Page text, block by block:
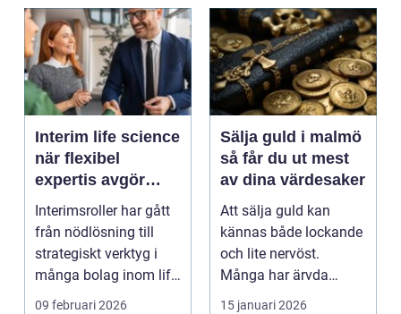
Interim life science
när flexibel
expertis avgör
takten
Interimsroller har gått
från nödlösning till
strategiskt verktyg i
många bolag inom life
science. Nä...
09 februari 2026
Sälja guld i malmö
så får du ut mest
av dina värdesaker
Att sälja guld kan
kännas både lockande
och lite nervöst.
Många har ärvda
smycken, gamla
15 januari 2026